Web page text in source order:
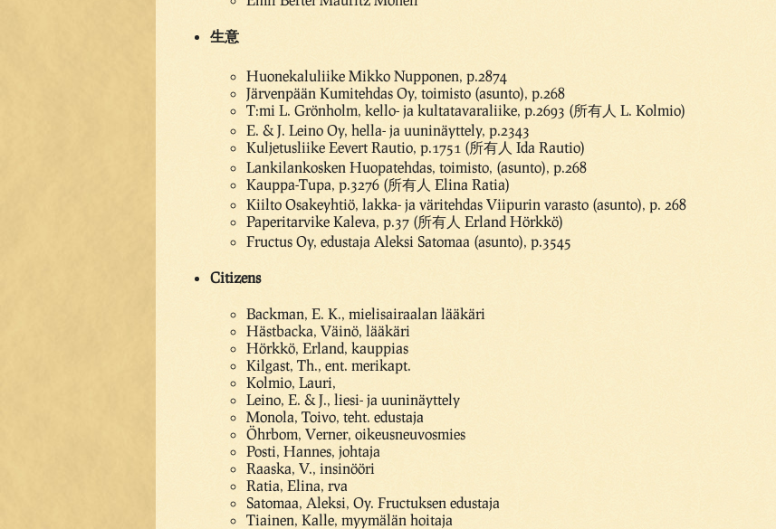
生意
Huonekaluliike Mikko Nupponen, p.2874
Järvenpään Kumitehdas Oy, toimisto (asunto), p.268
T:mi L. Grönholm, kello- ja kultatavaraliike, p.2693 (所有人 L. Kolmio)
E. & J. Leino Oy, hella- ja uuninäyttely, p.2343
Kuljetusliike Eevert Rautio, p.1751 (所有人 Ida Rautio)
Lankilankosken Huopatehdas, toimisto, (asunto), p.268
Kauppa-Tupa, p.3276 (所有人 Elina Ratia)
Kiilto Osakeyhtiö, lakka- ja väritehdas Viipurin varasto (asunto), p. 268
Paperitarvike Kaleva, p.37 (所有人 Erland Hörkkö)
Fructus Oy, edustaja Aleksi Satomaa (asunto), p.3545
Citizens
Backman, E. K., mielisairaalan lääkäri
Hästbacka, Väinö, lääkäri
Hörkkö, Erland, kauppias
Kilgast, Th., ent. merikapt.
Kolmio, Lauri,
Leino, E. & J., liesi- ja uuninäyttely
Monola, Toivo, teht. edustaja
Öhrbom, Verner, oikeusneuvosmies
Posti, Hannes, johtaja
Raaska, V., insinööri
Ratia, Elina, rva
Satomaa, Aleksi, Oy. Fructuksen edustaja
Tiainen, Kalle, myymälän hoitaja